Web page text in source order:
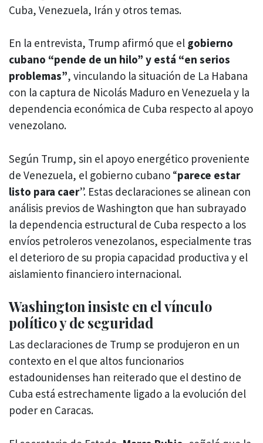
Cuba, Venezuela, Irán y otros temas.
En la entrevista, Trump afirmó que el gobierno
cubano “pende de un hilo” y está “en serios
problemas”, vinculando la situación de La Habana
con la captura de Nicolás Maduro en Venezuela y la
dependencia económica de Cuba respecto al apoyo
venezolano.
Según Trump, sin el apoyo energético proveniente
de Venezuela, el gobierno cubano “parece estar
listo para caer”. Estas declaraciones se alinean con
análisis previos de Washington que han subrayado
la dependencia estructural de Cuba respecto a los
envíos petroleros venezolanos, especialmente tras
el deterioro de su propia capacidad productiva y el
aislamiento financiero internacional.
Washington insiste en el vínculo
político y de seguridad
Las declaraciones de Trump se produjeron en un
contexto en el que altos funcionarios
estadounidenses han reiterado que el destino de
Cuba está estrechamente ligado a la evolución del
poder en Caracas.